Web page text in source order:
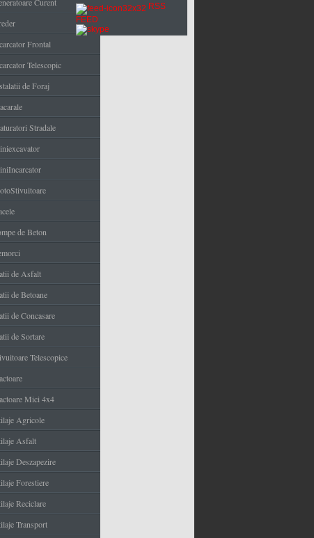
Frontal
Telescopic
de Foraj
Stradale
de Beton
de Asfalt
de Betoane
de Concasare
de Sortare
Telescopice
Mici 4x4
Agricole
Asfalt
Deszapezire
Forestiere
Reciclare
Transport
RSS
FEED